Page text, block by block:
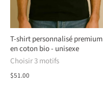
T-shirt personnalisé premium
en coton bio - unisexe
Choisir 3 motifs
$51.00